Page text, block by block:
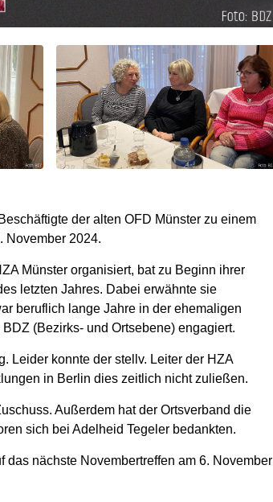
der alten OFD Münster zu einem
November 2024.
Münster organisiert, bat zu Beginn ihrer
letzten Jahres. Dabei erwähnte sie
beruflich lange Jahre in der ehemaligen
(Bezirks- und Ortsebene) engagiert.
Leider konnte der stellv. Leiter der HZA
in Berlin dies zeitlich nicht zuließen.
Außerdem hat der Ortsverband die
sich bei Adelheid Tegeler bedankten.
nächste Novembertreffen am 6. November